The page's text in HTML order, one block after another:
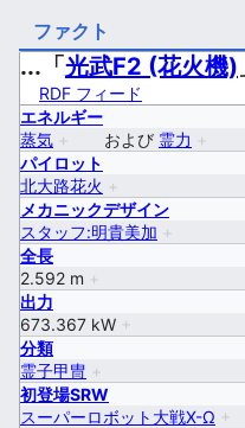
ファクト
...「光武F2 (花火機)
RDF フィード
エネルギー
蒸気 + および 霊力 +
パイロット
北大路花火 +
メカニックデザイン
スタッフ:明貴美加 +
全長
2.592 m +
出力
673.367 kW +
分類
霊子甲冑 +
初登場SRW
スーパーロボット大戦X-Ω +